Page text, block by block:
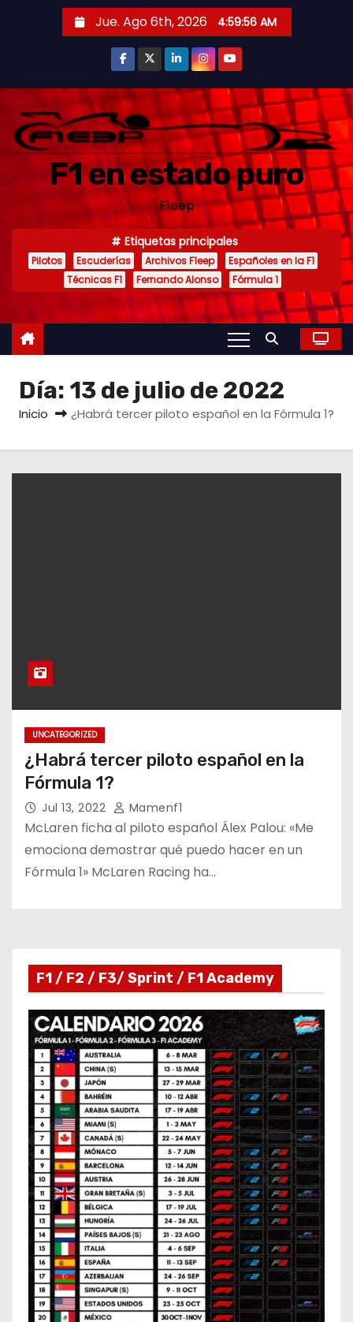
i
Jue. Ago 6th, 2026 4:59:58 AM
F1 en estado puro
F1eep
Etiquetas principales
Pilotos Escuderías Archivos F1eep
Españoles en la F1
Técnicas F1
Fernando Alonso Fórmula 1
Día: 13 de julio de 2022
Inicio ¿Habrá tercer piloto español en la Fórmula 1?
UNCATEGORIZED
¿Habrá tercer piloto español en la
Fórmula 1?
Jul 13, 2022 Mamenf1
McLaren ficha al piloto español Álex Palou: «Me
emociona demostrar qué puedo hacer en un
Fórmula 1» McLaren Racing ha…
F1 / F2 / F3/ Sprint / F1 Academy